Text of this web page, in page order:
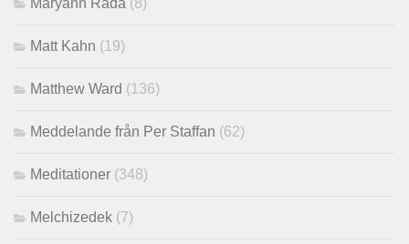
Maryann Rada (8)
Matt Kahn (19)
Matthew Ward (136)
Meddelande från Per Staffan (62)
Meditationer (348)
Melchizedek (7)